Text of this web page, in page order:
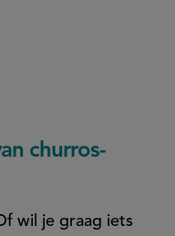
churros-
wil je graag iets